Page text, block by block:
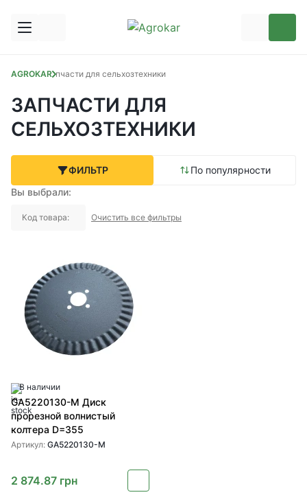
AGROKARЗапчасти для сельхозтехники
ЗАПЧАСТИ ДЛЯ
СЕЛЬХОЗТЕХНИКИ
ФИЛЬТР
По популярности
Вы выбрали:
Код товара: Очистить все фильтры
В наличии
GA5220130-M Диск
прорезной волнистый
колтера D=355
Артикул: GA5220130-M
2 874.87 грн